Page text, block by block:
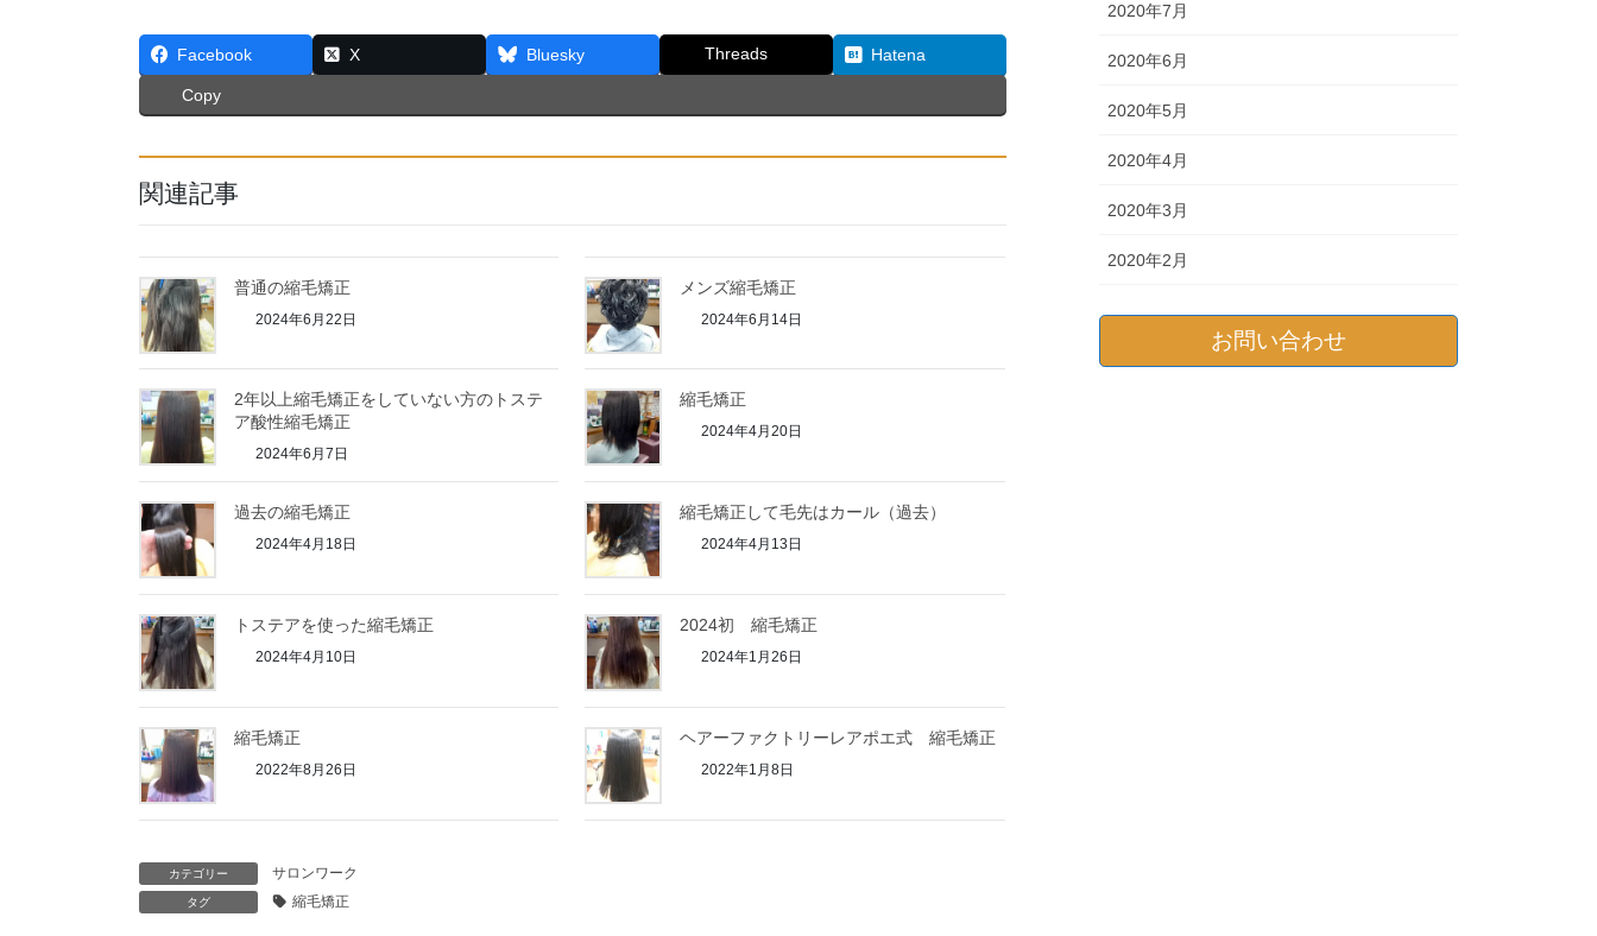
Facebook X Bluesky Threads Hatena
Copy
関連記事
普通の縮毛矯正
2024年6月22日
メンズ縮毛矯正
2024年6月14日
2年以上縮毛矯正をしていない方のトステ
ア酸性縮毛矯正
2024年6月7日
縮毛矯正
2024年4月20日
過去の縮毛矯正
2024年4月18日
縮毛矯正して毛先はカール（過去）
2024年4月13日
トステアを使った縮毛矯正
2024年4月10日
2024初 縮毛矯正
2024年1月26日
縮毛矯正
2022年8月26日
ヘアーファクトリーレアポエ式 縮毛矯正
2022年1月8日
カテゴリー サロンワーク
タグ 縮毛矯正
2020年7月
2020年6月
2020年5月
2020年4月
2020年3月
2020年2月
お問い合わせ